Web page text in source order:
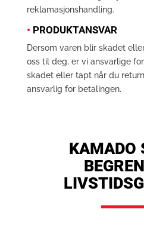
reklamasjonshandling.
• PRODUKTANSVAR
Dersom varen blir skadet
oss til deg, er vi ansvarlige
skadet eller tapt når du
ansvarlig for betalingen.
KAMADO